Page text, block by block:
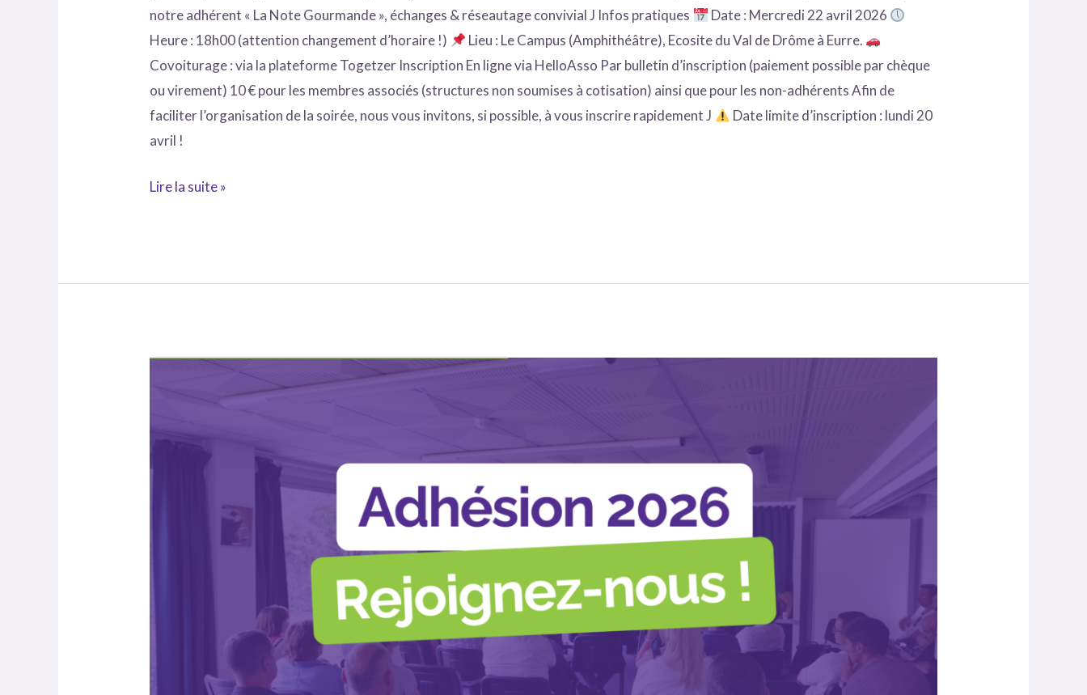
notre adhérent « La Note Gourmande », échanges & réseautage convivial J Infos pratiques
Date : Mercredi 22 avril 2026
Heure : 18h00 (attention changement d’horaire !)
Lieu : Le Campus (Amphithéâtre), Ecosite du Val de Drôme à Eurre.
Covoiturage : via la plateforme Togetzer Inscription En ligne via HelloAsso Par bulletin d’inscription (paiement possible par chèque
ou virement) 10 € pour les membres associés (structures non soumises à cotisation) ainsi que pour les non-adhérents Afin de
faciliter l’organisation de la soirée, nous vous invitons, si possible, à vous inscrire rapidement J
Date limite d’inscription : lundi 20
avril !
Lire la suite »